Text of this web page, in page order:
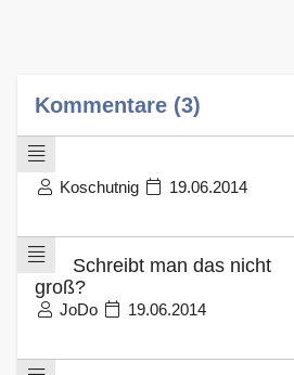
Kommentare (3)
Koschutnig 19.06.2014
Schreibt man das nicht
groß?
JoDo 19.06.2014